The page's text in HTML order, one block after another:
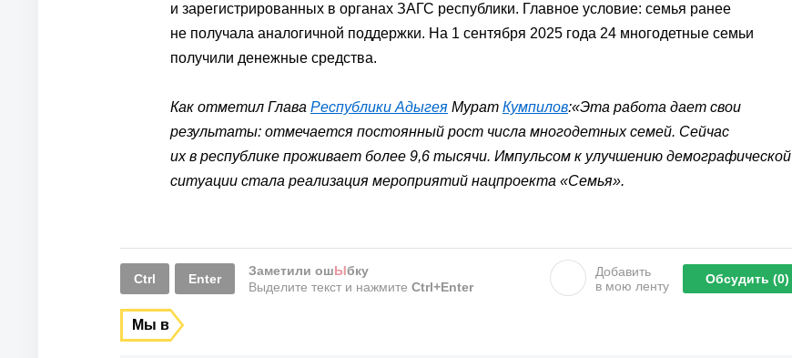
и зарегистрированных в органах ЗАГС республики. Главное условие: семья ранее
не получала аналогичной поддержки. На 1 сентября 2025 года 24 многодетные семьи
получили денежные средства.
Как отметил Глава Республики Адыгея Мурат Кумпилов:«Эта работа дает свои
результаты: отмечается постоянный рост числа многодетных семей. Сейчас
их в республике проживает более 9,6 тысячи. Импульсом к улучшению демографической
ситуации стала реализация мероприятий нацпроекта «Семья».
Ctrl Enter
Заметили ошЫбку
Выделите текст и нажмите Ctrl+Enter
Добавить
в мою ленту
Обсудить (0)
Мы в